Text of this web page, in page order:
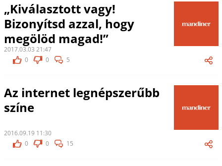
„Kiválasztott vagy!
Bizonyítsd azzal, hogy
megölöd magad!”
2017.03.03 21:47
0
0 5
Az internet legnépszerűbb
színe
2016.09.19 11:30
0
0 15